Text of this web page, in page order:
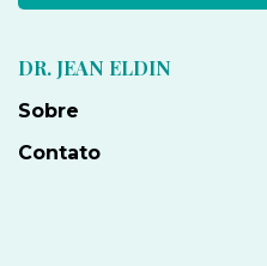
DR. JEAN ELDIN
Sobre
Contato